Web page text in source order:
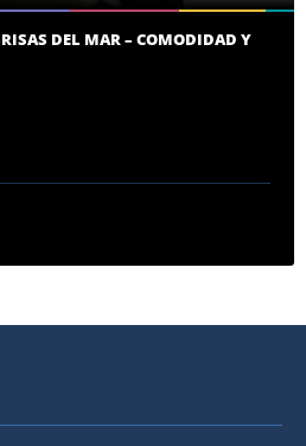
DEL MAR – COMODIDAD Y